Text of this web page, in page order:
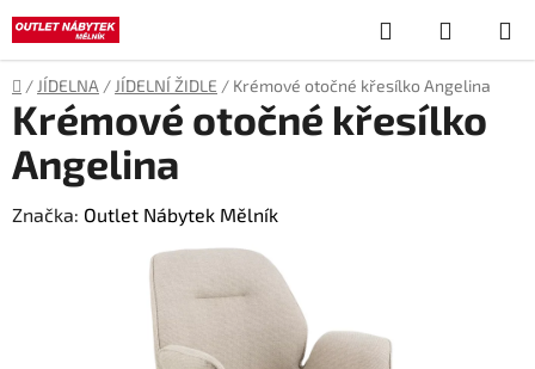
Přejít
na
obsah
Hledat
KOŠÍK
Domů
/ JÍDELNA / JÍDELNÍ ŽIDLE / Krémové otočné křesílko Angelina
Krémové otočné křesílko
Angelina
Značka: Outlet Nábytek Mělník